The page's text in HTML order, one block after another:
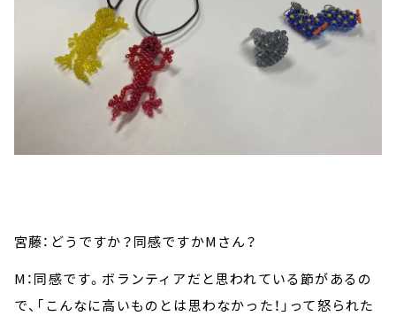
宮藤：どうですか？同感ですかMさん？
M：同感です。ボランティアだと思われている節があるの
で、「こんなに高いものとは思わなかった！」って怒られた